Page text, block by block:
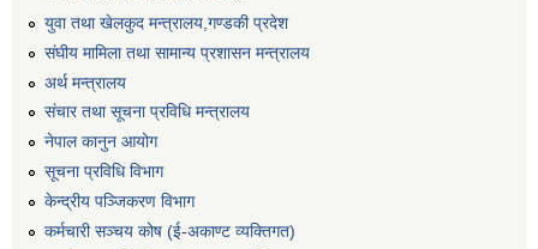
युवा तथा खेलकुद मन्त्रालय,गण्डकी प्रदेश
संघीय मामिला तथा सामान्य प्रशासन मन्त्रालय
अर्थ मन्त्रालय
संचार तथा सूचना प्रविधि मन्त्रालय
नेपाल कानुन आयोग
सूचना प्रविधि विभाग
केन्द्रीय पञ्जिकरण विभाग
कर्मचारी सञ्‍चय कोष (ई‍-अकाण्ट व्यक्तिगत)